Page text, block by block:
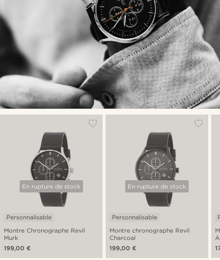
En rupture de stock
Montre Chronographe Revil
Murk
Personnalisable
199,00 €
En rupture de stock
Montre chronographe Revil
Charcoal
Personnalisable
199,00 €